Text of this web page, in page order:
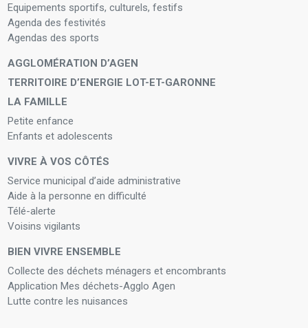
Equipements sportifs, culturels, festifs
Agenda des festivités
Agendas des sports
AGGLOMÉRATION D’AGEN
TERRITOIRE D’ENERGIE LOT-ET-GARONNE
LA FAMILLE
Petite enfance
Enfants et adolescents
VIVRE À VOS CÔTÉS
Service municipal d’aide administrative
Aide à la personne en difficulté
Télé-alerte
Voisins vigilants
BIEN VIVRE ENSEMBLE
Collecte des déchets ménagers et encombrants
Application Mes déchets-Agglo Agen
Lutte contre les nuisances